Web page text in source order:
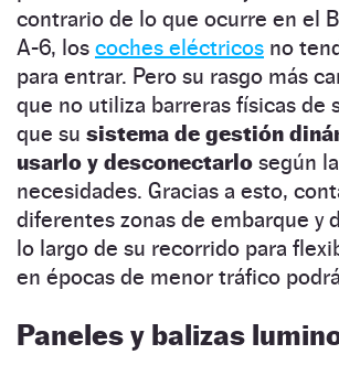
contrario de lo que ocurre en el
A-6, los coches eléctricos no
para entrar. Pero su rasgo más
que no utiliza barreras físicas de
que su sistema de gestión
usarlo y desconectarlo según
necesidades. Gracias a esto,
diferentes zonas de embarque y
lo largo de su recorrido para
en épocas de menor tráfico
Paneles y balizas